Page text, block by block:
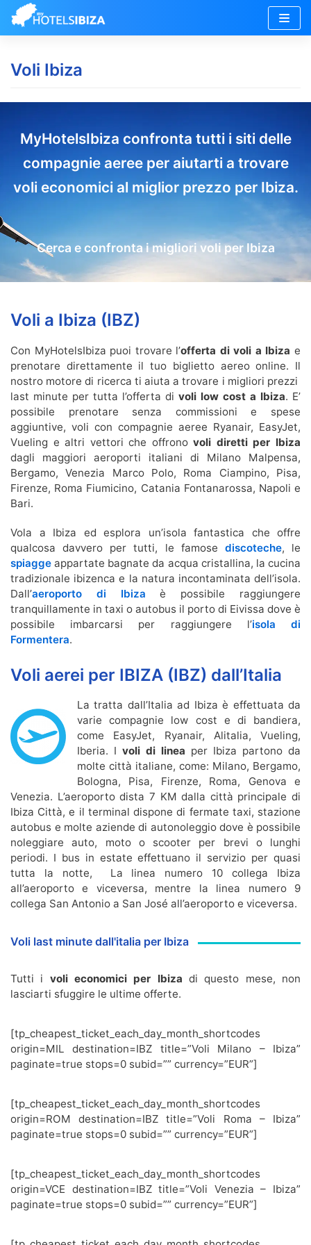
Vai
contenuto
Voli Ibiza
MyHotelsIbiza confronta tutti i siti delle
compagnie aeree per aiutarti a trovare
voli economici al miglior prezzo per Ibiza.
Cerca e confronta i migliori voli per Ibiza
Voli a Ibiza (IBZ)
Con MyHotelsIbiza puoi trovare l’offerta di voli a Ibiza e
prenotare direttamente il tuo biglietto aereo online. Il
nostro motore di ricerca ti aiuta a trovare i migliori prezzi
last minute per tutta l’offerta di voli low cost a Ibiza. E’
possibile prenotare senza commissioni e spese
aggiuntive, voli con compagnie aeree Ryanair, EasyJet,
Vueling e altri vettori che offronovoli diretti per Ibiza
dagli maggiori aeroporti italiani di Milano Malpensa,
Bergamo, Venezia Marco Polo, Roma Ciampino, Pisa,
Firenze, Roma Fiumicino, Catania Fontanarossa, Napoli e
Bari.
Vola a Ibiza ed esplora un’isola fantastica che offre
qualcosa davvero per tutti, le famose discoteche, le
spiagge appartate bagnate da acqua cristallina, la cucina
tradizionale ibizenca e la natura incontaminata dell’isola.
Dall’aeroporto di Ibiza è possibile raggiungere
tranquillamente in taxi o autobus il porto di Eivissa dove è
possibile imbarcarsi per raggiungere l’isola di
Formentera.
Voli aerei per IBIZA (IBZ) dall’Italia
La tratta dall’Italia ad Ibiza è effettuata da
varie compagnie low cost e di bandiera,
come EasyJet, Ryanair, Alitalia, Vueling,
Iberia. I voli di linea per Ibiza partono da
molte città italiane, come: Milano, Bergamo,
Bologna, Pisa, Firenze, Roma, Genova e
Venezia. L’aeroporto dista 7 KM dalla città principale di
Ibiza Città, e il terminal dispone di fermate taxi, stazione
autobus e molte aziende di autonoleggio dove è possibile
noleggiare auto, moto o scooter per brevi o lunghi
periodi. I bus in estate effettuano il servizio per quasi
tutta la notte, La linea numero 10 collega Ibiza
all’aeroporto e viceversa, mentre la linea numero 9
collega San Antonio a San José all’aeroporto e viceversa.
Voli last minute dall'italia per Ibiza
Tutti i voli economici per Ibiza di questo mese, non
lasciarti sfuggire le ultime offerte.
[tp_cheapest_ticket_each_day_month_shortcodes
origin=MIL destination=IBZ title=”Voli Milano – Ibiza”
paginate=true stops=0 subid=”” currency=”EUR”]
[tp_cheapest_ticket_each_day_month_shortcodes
origin=ROM destination=IBZ title=”Voli Roma – Ibiza”
paginate=true stops=0 subid=”” currency=”EUR”]
[tp_cheapest_ticket_each_day_month_shortcodes
origin=VCE destination=IBZ title=”Voli Venezia – Ibiza”
paginate=true stops=0 subid=”” currency=”EUR”]